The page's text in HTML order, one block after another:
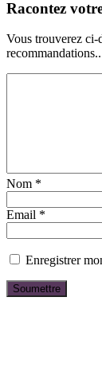
Racontez
Vous trouverez ci-
Nom *
Email *
Enregistrer